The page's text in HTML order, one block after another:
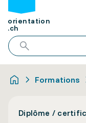
orientation
.ch
Formations
Diplôme /